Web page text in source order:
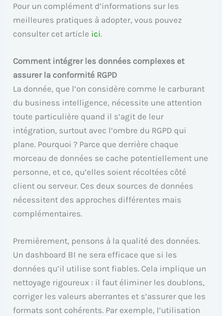
Pour un complément d’informations sur les
meilleures pratiques à adopter, vous pouvez
consulter cet article ici.
Comment intégrer les données complexes et
assurer la conformité RGPD
La donnée, que l’on considère comme le carburant
du business intelligence, nécessite une attention
toute particulière quand il s’agit de leur
intégration, surtout avec l’ombre du RGPD qui
plane. Pourquoi ? Parce que derrière chaque
morceau de données se cache potentiellement une
personne, et ce, qu’elles soient récoltées côté
client ou serveur. Ces deux sources de données
nécessitent des approches différentes mais
complémentaires.
Premièrement, pensons à la qualité des données.
Un dashboard BI ne sera efficace que si les
données qu’il utilise sont fiables. Cela implique un
nettoyage rigoureux : il faut éliminer les doublons,
corriger les valeurs aberrantes et s’assurer que les
formats sont cohérents. Par exemple, l’utilisation